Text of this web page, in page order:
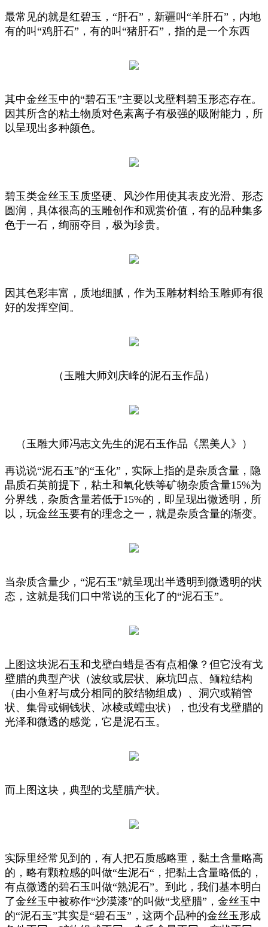
最常见的就是红碧玉，“肝石”，新疆叫“羊肝石”，内地
有的叫“鸡肝石”，有的叫“猪肝石”，指的是一个东西
其中金丝玉中的“碧石玉”主要以戈壁料碧玉形态存在。
因其所含的粘土物质对色素离子有极强的吸附能力，所
以呈现出多种颜色。
碧玉类金丝玉玉质坚硬、风沙作用使其表皮光滑、形态
圆润，具体很高的玉雕创作和观赏价值，有的品种集多
色于一石，绚丽夺目，极为珍贵。
因其色彩丰富，质地细腻，作为玉雕材料给玉雕师有很
好的发挥空间。
（玉雕大师刘庆峰的泥石玉作品）
（玉雕大师冯志文先生的泥石玉作品《黑美人》）
再说说“泥石玉”的“玉化”，实际上指的是杂质含量，隐
晶质石英前提下，粘土和氧化铁等矿物杂质含量15%为
分界线，杂质含量若低于15%的，即呈现出微透明，所
以，玩金丝玉要有的理念之一，就是杂质含量的渐变。
当杂质含量少，“泥石玉”就呈现出半透明到微透明的状
态，这就是我们口中常说的玉化了的“泥石玉”。
上图这块泥石玉和戈壁白蜡是否有点相像？但它没有戈
壁腊的典型产状（波纹或层状、麻坑凹点、鲕粒结构
（由小鱼籽与成分相同的胶结物组成）、洞穴或鞘管
状、集骨或铜钱状、冰棱或蠕虫状），也没有戈壁腊的
光泽和微透的感觉，它是泥石玉。
而上图这块，典型的戈壁腊产状。
实际里经常见到的，有人把石质感略重，黏土含量略高
的，略有颗粒感的叫做“生泥石“，把黏土含量略低的，
有点微透的碧石玉叫做“熟泥石”。到此，我们基本明白
了金丝玉中被称作“沙漠漆”的叫做“戈壁腊”，金丝玉中
的“泥石玉”其实是“碧石玉”，这两个品种的金丝玉形成